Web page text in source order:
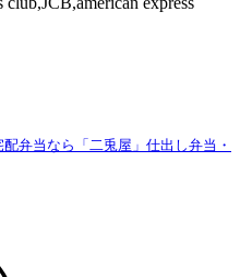
弁当なら「二兎屋」仕出し弁当・